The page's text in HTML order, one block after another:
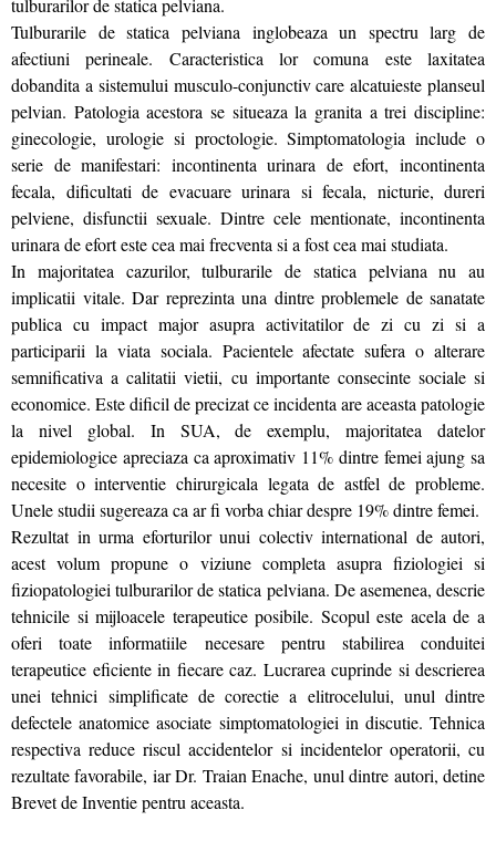
tulburarilor de statica pelviana.
Tulburarile de statica pelviana inglobeaza un spectru larg de
afectiuni perineale. Caracteristica lor comuna este laxitatea
dobandita a sistemului musculo-conjunctiv care alcatuieste planseul
pelvian. Patologia acestora se situeaza la granita a trei discipline:
ginecologie, urologie si proctologie. Simptomatologia include o
serie de manifestari: incontinenta urinara de efort, incontinenta
fecala, dificultati de evacuare urinara si fecala, nicturie, dureri
pelviene, disfunctii sexuale. Dintre cele mentionate, incontinenta
urinara de efort este cea mai frecventa si a fost cea mai studiata.
In majoritatea cazurilor, tulburarile de statica pelviana nu au
implicatii vitale. Dar reprezinta una dintre problemele de sanatate
publica cu impact major asupra activitatilor de zi cu zi si a
participarii la viata sociala. Pacientele afectate sufera o alterare
semnificativa a calitatii vietii, cu importante consecinte sociale si
economice. Este dificil de precizat ce incidenta are aceasta patologie
la nivel global. In SUA, de exemplu, majoritatea datelor
epidemiologice apreciaza ca aproximativ 11% dintre femei ajung sa
necesite o interventie chirurgicala legata de astfel de probleme.
Unele studii sugereaza ca ar fi vorba chiar despre 19% dintre femei.
Rezultat in urma eforturilor unui colectiv international de autori,
acest volum propune o viziune completa asupra fiziologiei si
fiziopatologiei tulburarilor de statica pelviana. De asemenea, descrie
tehnicile si mijloacele terapeutice posibile. Scopul este acela de a
oferi toate informatiile necesare pentru stabilirea conduitei
terapeutice eficiente in fiecare caz. Lucrarea cuprinde si descrierea
unei tehnici simplificate de corectie a elitrocelului, unul dintre
defectele anatomice asociate simptomatologiei in discutie. Tehnica
respectiva reduce riscul accidentelor si incidentelor operatorii, cu
rezultate favorabile, iar Dr. Traian Enache, unul dintre autori, detine
Brevet de Inventie pentru aceasta.